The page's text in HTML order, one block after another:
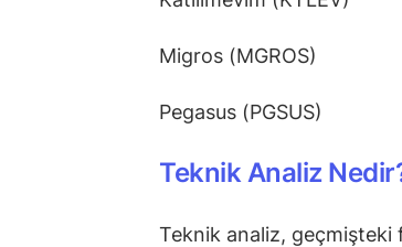
Migros (MGROS)
Pegasus (PGSUS)
Teknik Analiz
Teknik analiz,